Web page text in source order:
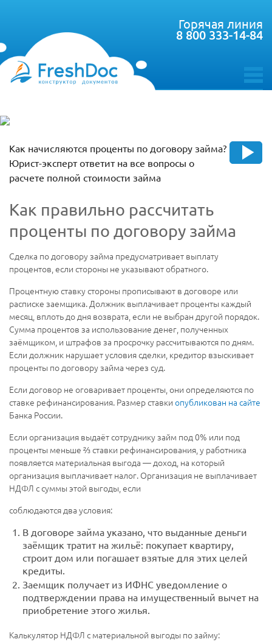
toggle
Горячая линия
8 800 333-14-84
Как начисляются проценты по договору займа?
Юрист-эксперт ответит на все вопросы о
расчете полной стоимости займа
Как правильно рассчитать
проценты по договору займа
Сделка по договору займа предусматривает выплату
процентов, если стороны не указывают обратного.
Процентную ставку стороны прописывают в договоре или
расписке заемщика. Должник выплачивает проценты каждый
месяц, вплоть до дня возврата, если не выбран другой порядок.
Сумма процентов за использование денег, полученных
заёмщиком, и штрафов за просрочку рассчитываются по дням.
Если должник нарушает условия сделки, кредитор взыскивает
проценты по договору займа через суд.
Если договор не оговаривает проценты, они определяются по
ставке рефинансирования. Размер ставки опубликован на сайте
Банка России.
Если организация выдаёт сотруднику займ под 0% или под
проценты меньше ⅔ ставки рефинансирования, у работника
появляется материальная выгода — доход, на который
организация выплачивает налог. Организация не выплачивает
НДФЛ с суммы этой выгоды, если
соблюдаются два условия:
В договоре займа указано, что выданные деньги
заёмщик тратит на жильё: покупает квартиру,
строит дом или погашает взятые для этих целей
кредиты.
Заемщик получает из ИФНС уведомление о
подтверждении права на имущественный вычет на
приобретение этого жилья.
Калькулятор НДФЛ с материальной выгоды по займу: